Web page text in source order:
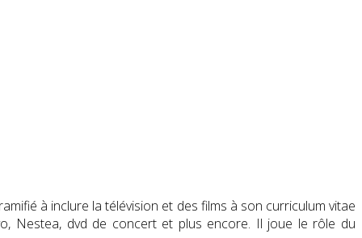
à inclure la télévision et des films à son curriculum vitae
Nestea, dvd de concert et plus encore. Il joue le rôle du